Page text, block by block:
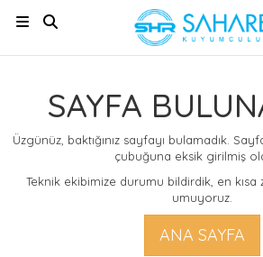
SAYFA
Üzgünüz, baktığınız sayfayı bulamadık.
çubuğuna eksik girilmiş
Teknik ekibimize durumu bildirdik, en
umuyoruz.
ANA SAYFA